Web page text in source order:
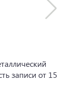
записи от 15